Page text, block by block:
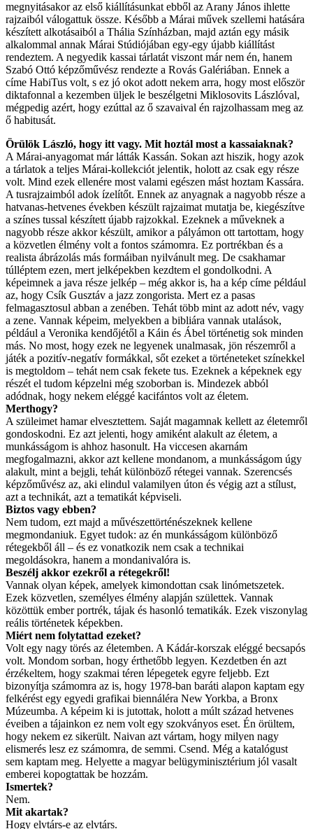
megnyitásakor az első kiállításunkat ebből az Arany János ihlette
rajzaiból válogattuk össze. Később a Márai művek szellemi hatására
készített alkotásaiból a Thália Színházban, majd aztán egy másik
alkalommal annak Márai Stúdiójában egy-egy újabb kiállítást
rendeztem. A negyedik kassai tárlatát viszont már nem én, hanem
Szabó Ottó képzőművész rendezte a Rovás Galériában. Ennek a
címe HabiTus volt, s ez jó okot adott nekem arra, hogy most először
diktafonnal a kezemben üljek le beszélgetni Miklosovits Lászlóval,
mégpedig azért, hogy ezúttal az ő szavaival én rajzolhassam meg az
ő habitusát.
Örülök László, hogy itt vagy. Mit hoztál most a kassaiaknak?
A Márai-anyagomat már látták Kassán. Sokan azt hiszik, hogy azok
a tárlatok a teljes Márai-kollekciót jelentik, holott az csak egy része
volt. Mind ezek ellenére most valami egészen mást hoztam Kassára.
A tusrajzaimból adok ízelítőt. Ennek az anyagnak a nagyobb része a
hatvanas-hetvenes években készült rajzaimat mutatja be, kiegészítve
a színes tussal készített újabb rajzokkal. Ezeknek a műveknek a
nagyobb része akkor készült, amikor a pályámon ott tartottam, hogy
a közvetlen élmény volt a fontos számomra. Ez portrékban és a
realista ábrázolás más formáiban nyilvánult meg. De csakhamar
túlléptem ezen, mert jelképekben kezdtem el gondolkodni. A
képeimnek a java része jelkép – még akkor is, ha a kép címe például
az, hogy Csík Gusztáv a jazz zongorista. Mert ez a pasas
felmagasztosul abban a zenében. Tehát több mint az adott név, vagy
a zene. Vannak képeim, melyekben a bibliára vannak utalások,
például a Veronika kendőjétől a Káin és Ábel történetig sok minden
más. No most, hogy ezek ne legyenek unalmasak, jön részemről a
játék a pozitív-negatív formákkal, sőt ezeket a történeteket színekkel
is megtoldom – tehát nem csak fekete tus. Ezeknek a képeknek egy
részét el tudom képzelni még szoborban is. Mindezek abból
adódnak, hogy nekem eléggé kacifántos volt az életem.
Merthogy?
A szüleimet hamar elvesztettem. Saját magamnak kellett az életemről
gondoskodni. Ez azt jelenti, hogy amiként alakult az életem, a
munkásságom is ahhoz hasonult. Ha viccesen akarnám
megfogalmazni, akkor azt kellene mondanom, a munkásságom úgy
alakult, mint a bejgli, tehát különböző rétegei vannak. Szerencsés
képzőművész az, aki elindul valamilyen úton és végig azt a stílust,
azt a technikát, azt a tematikát képviseli.
Biztos vagy ebben?
Nem tudom, ezt majd a művészettörténészeknek kellene
megmondaniuk. Egyet tudok: az én munkásságom különböző
rétegekből áll – és ez vonatkozik nem csak a technikai
megoldásokra, hanem a mondanivalóra is.
Beszélj akkor ezekről a rétegekről!
Vannak olyan képek, amelyek kimondottan csak linómetszetek.
Ezek közvetlen, személyes élmény alapján születtek. Vannak
közöttük ember portrék, tájak és hasonló tematikák. Ezek viszonylag
reális történetek képekben.
Miért nem folytattad ezeket?
Volt egy nagy törés az életemben. A Kádár-korszak eléggé becsapós
volt. Mondom sorban, hogy érthetőbb legyen. Kezdetben én azt
érzékeltem, hogy szakmai téren lépegetek egyre feljebb. Ezt
bizonyítja számomra az is, hogy 1978-ban baráti alapon kaptam egy
felkérést egy egyedi grafikai biennáléra New Yorkba, a Bronx
Múzeumba. A képeim ki is jutottak, holott a múlt század hetvenes
éveiben a tájainkon ez nem volt egy szokványos eset. Én örültem,
hogy nekem ez sikerült. Naivan azt vártam, hogy milyen nagy
elismerés lesz ez számomra, de semmi. Csend. Még a katalógust
sem kaptam meg. Helyette a magyar belügyminisztérium jól vasalt
emberei kopogtattak be hozzám.
Ismertek?
Nem.
Mit akartak?
Hogy elvtárs-e az elvtárs.